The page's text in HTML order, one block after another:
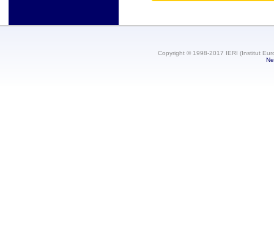
Copyright © 1998-2017 IERI (Institut